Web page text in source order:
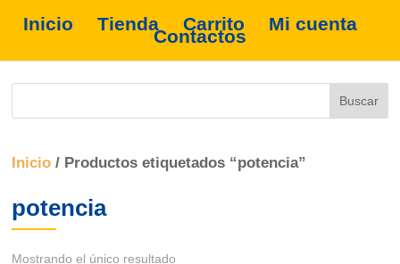
Inicio Tienda Carrito Mi cuenta
Contactos
Inicio / Productos etiquetados “potencia”
potencia
Mostrando el único resultado